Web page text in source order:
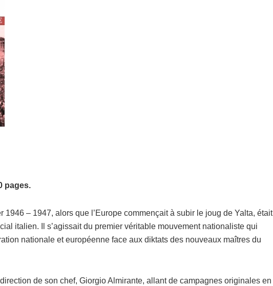
pages.
1946 – 1947, alors que l’Europe commençait à subir le joug de Yalta, était
italien. Il s’agissait du premier véritable mouvement nationaliste qui
nationale et européenne face aux diktats des nouveaux maîtres du
de son chef, Giorgio Almirante, allant de campagnes originales en